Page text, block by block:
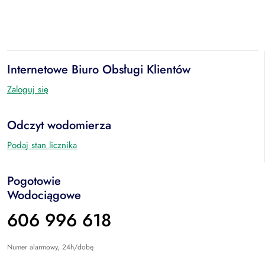
Internetowe Biuro Obsługi Klientów
Zaloguj się
Odczyt wodomierza
Podaj stan licznika
Pogotowie
Wodociągowe
606 996 618
Numer alarmowy, 24h/dobę